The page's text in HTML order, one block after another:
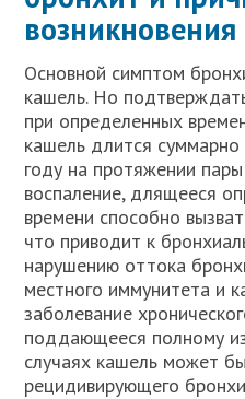
возникновения
Основной симптом
кашель. Но
при определенных
кашель длится
году на протяжении
воспаление, длящееся
времени способно
что приводит к
нарушению оттока
местного иммунитета и
заболевание
поддающееся полному
случаях кашель может
рецидивирующего